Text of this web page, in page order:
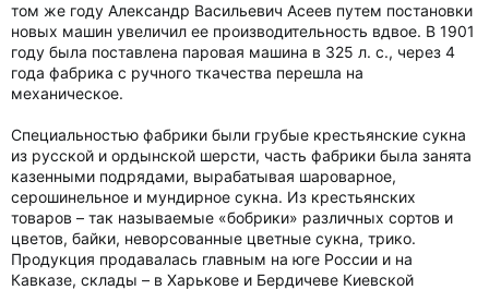
том же году Александр Васильевич Асеев путем постановки
новых машин увеличил ее производительность вдвое. В 1901
году была поставлена паровая машина в 325 л. с., через 4
года фабрика с ручного ткачества перешла на
механическое.
Специальностью фабрики были грубые крестьянские сукна
из русской и ордынской шерсти, часть фабрики была занята
казенными подрядами, вырабатывая шароварное,
серошинельное и мундирное сукна. Из крестьянских
товаров – так называемые «бобрики» различных сортов и
цветов, байки, неворсованные цветные сукна, трико.
Продукция продавалась главным на юге России и на
Кавказе, склады – в Харькове и Бердичеве Киевской